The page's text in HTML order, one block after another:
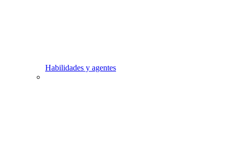
Habilidades y agentes